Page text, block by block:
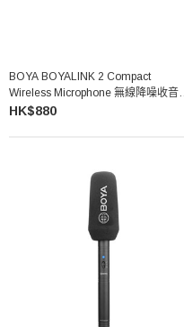
BOYA BOYALINK 2 Compact
Wireless Microphone 無線降噪收音
統
HK$880